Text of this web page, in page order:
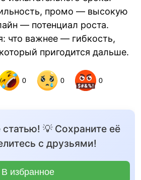
промо — высокую
— потенциал роста.
что важнее — гибкость,
пригодится дальше.
0 0 0
статью! 💡 Сохраните её
с друзьями!
В избранное